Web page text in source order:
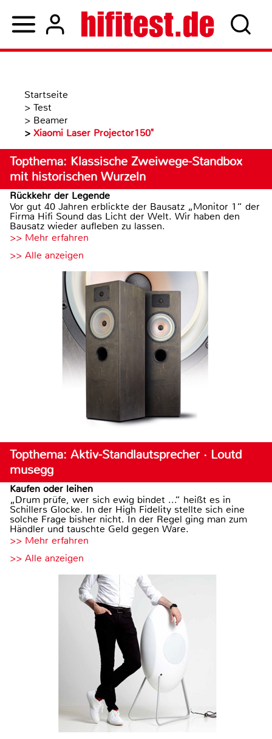
Startseite
> Test
> Beamer
> Xiaomi Laser Projector150"
Topthema: Klassische Zweiwege-Standbox
mit historischen Wurzeln
Rückkehr der Legende
Vor gut 40 Jahren erblickte der Bausatz „Monitor 1“ der
Firma Hifi Sound das Licht der Welt. Wir haben den
Bausatz wieder aufleben zu lassen.
>> Mehr erfahren
>> Alle anzeigen
Topthema: Aktiv-Standlautsprecher · Loutd
musegg
Kaufen oder leihen
„Drum prüfe, wer sich ewig bindet ...“ heißt es in
Schillers Glocke. In der High Fidelity stellte sich eine
solche Frage bisher nicht. In der Regel ging man zum
Händler und tauschte Geld gegen Ware.
>> Mehr erfahren
>> Alle anzeigen